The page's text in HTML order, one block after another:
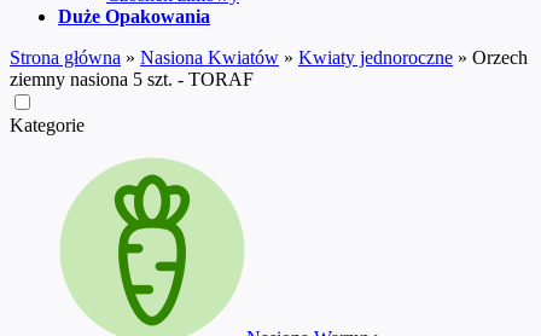
Duże Opakowania
Strona główna » Nasiona Kwiatów » Kwiaty jednoroczne » Orzech
ziemny nasiona 5 szt. - TORAF
Kategorie